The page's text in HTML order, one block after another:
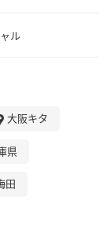
ル
大阪キタ
県
田